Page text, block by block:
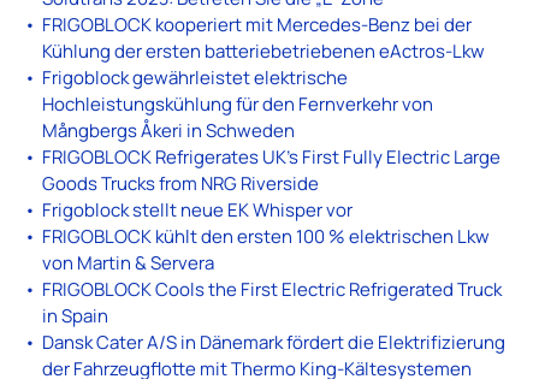
FRIGOBLOCK kooperiert mit Mercedes-Benz bei der
Kühlung der ersten batteriebetriebenen eActros-Lkw
Frigoblock gewährleistet elektrische
Hochleistungskühlung für den Fernverkehr von
Mångbergs Åkeri in Schweden
FRIGOBLOCK Refrigerates UK’s First Fully Electric Large
Goods Trucks from NRG Riverside
Frigoblock stellt neue EK Whisper vor
FRIGOBLOCK kühlt den ersten 100 % elektrischen Lkw
von Martin & Servera
FRIGOBLOCK Cools the First Electric Refrigerated Truck
in Spain
Dansk Cater A/S in Dänemark fördert die Elektrifizierung
der Fahrzeugflotte mit Thermo King-Kältesystemen